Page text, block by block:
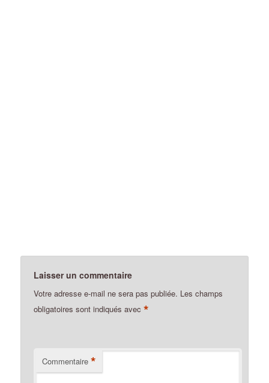
Laisser un commentaire
Votre adresse e-mail ne sera pas publiée. Les champs
obligatoires sont indiqués avec*
Commentaire *